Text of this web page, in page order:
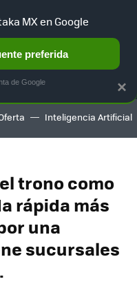
AUTO TERRITORIO
Inteligencia Artificial
trono como
rápida más
una
sucursales
×
MX en Google
preferida
de Google